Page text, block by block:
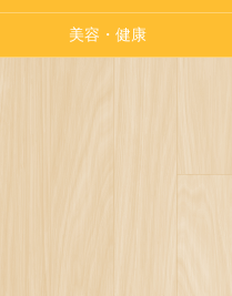
美容・健康